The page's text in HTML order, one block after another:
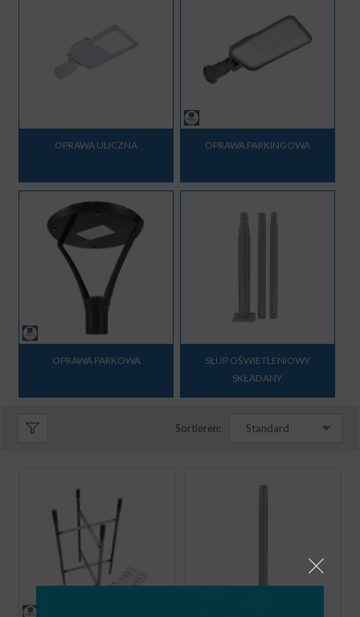
OPRAWA ULICZNA OPRAWA PARKINGOWA
OPRAWA PARKOWA
SŁUP OŚWIETLENIOWY
SKŁADANY
Sortieren: Standard